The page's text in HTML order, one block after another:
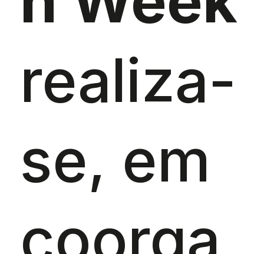
realiza-
se, em
coorga